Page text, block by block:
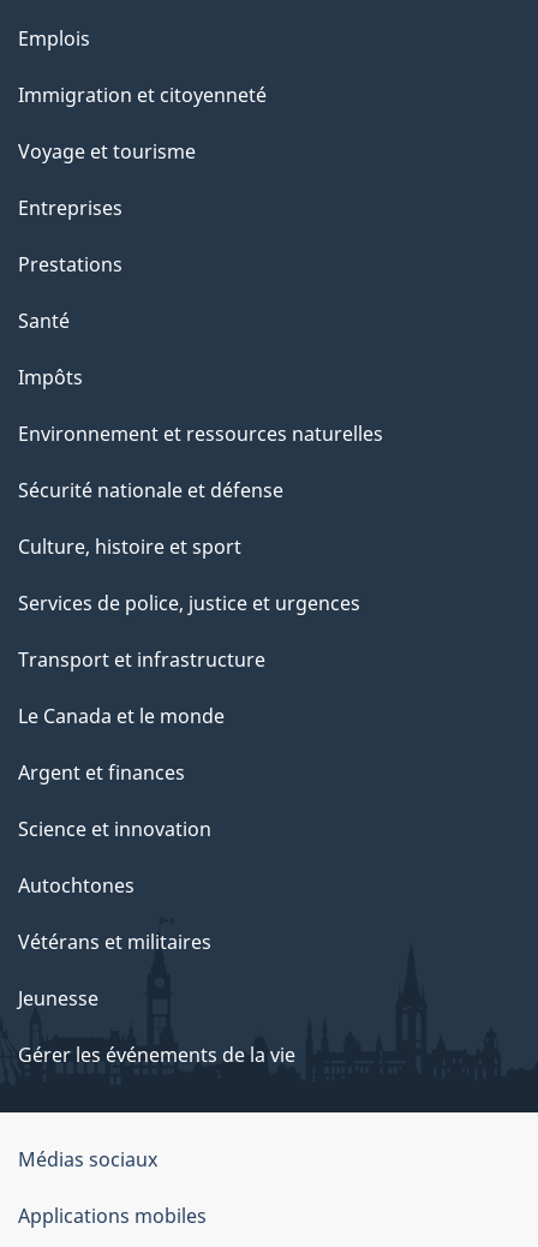
Thèmes
sujets
Emplois
Immigration et citoyenneté
Voyage et tourisme
Entreprises
Prestations
Santé
Impôts
Environnement et ressources naturelles
Sécurité nationale et défense
Culture, histoire et sport
Services de police, justice et urgences
Transport et infrastructure
Le Canada et le monde
Argent et finances
Science et innovation
Autochtones
Vétérans et militaires
Jeunesse
Gérer les événements de la vie
Organisation
du
gouvernement
Médias sociaux
Applications mobiles